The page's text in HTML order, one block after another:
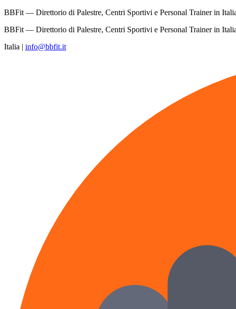
BBFit — Direttorio di Palestre, Centri Sportivi e Personal Trainer in
BBFit — Direttorio di Palestre, Centri Sportivi e Personal Trainer in
Italia | info@bbfit.it